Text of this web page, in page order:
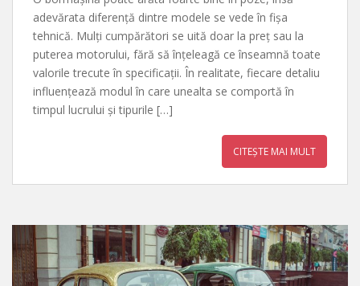
adevărata diferență dintre modele se vede în fișa
tehnică. Mulți cumpărători se uită doar la preț sau la
puterea motorului, fără să înțeleagă ce înseamnă toate
valorile trecute în specificații. În realitate, fiecare detaliu
influențează modul în care unealta se comportă în
timpul lucrului și tipurile […]
CITEȘTE MAI MULT